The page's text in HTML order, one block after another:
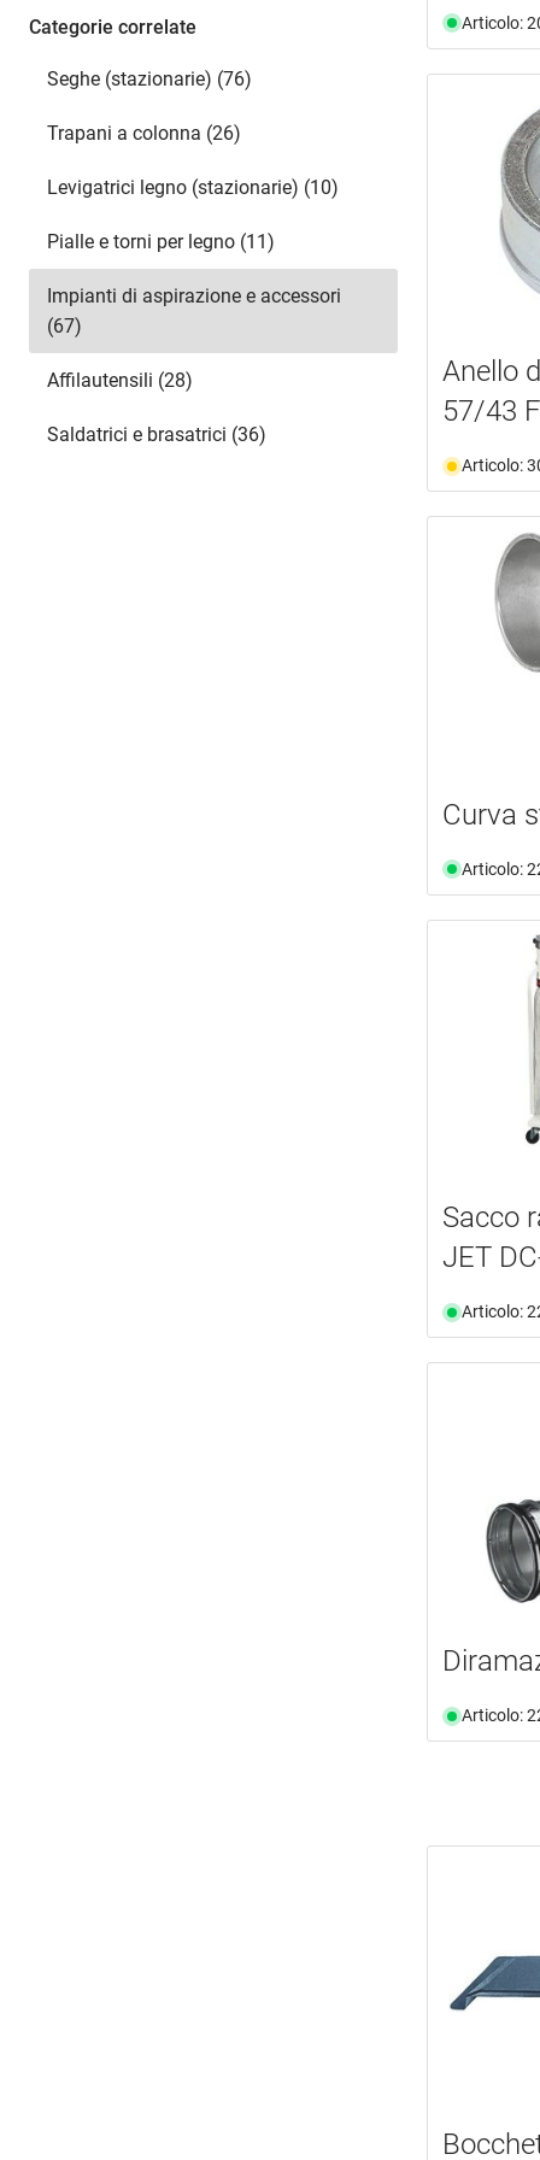
non più disponibile
Categorie correlate
Seghe (stazionarie) (76)
Trapani a colonna (26)
Levigatrici legno (stazionarie) (10)
Pialle e torni per legno (11)
Impianti di aspirazione e accessori
(67)
Affilautensili (28)
Saldatrici e brasatrici (36)
Articolo:
Anello
57/43
Articolo:
Curva
Articolo:
Sacco
JET
Articolo:
Articolo: